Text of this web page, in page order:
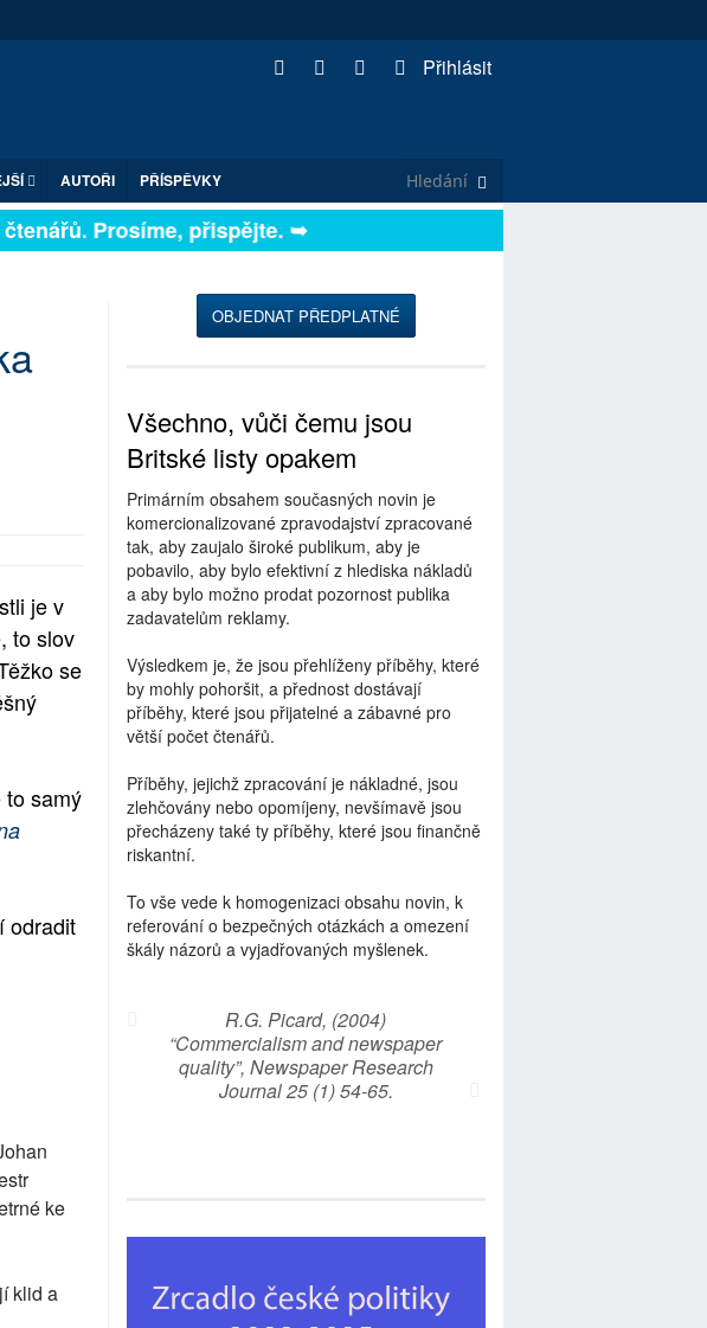
Přihlásit
AUTOŘI PŘÍSPĚVKY
Prosíme, přispějte. ➥
je v
to slov
se
to samý
odradit
ke
klid a
OBJEDNAT PŘEDPLATNÉ
Všechno, vůči čemu jsou
Britské listy opakem
Primárním obsahem současných novin je
komercionalizované zpravodajství zpracované
tak, aby zaujalo široké publikum, aby je
pobavilo, aby bylo efektivní z hlediska nákladů
a aby bylo možno prodat pozornost publika
zadavatelům reklamy.
Výsledkem je, že jsou přehlíženy příběhy, které
by mohly pohoršit, a přednost dostávají
příběhy, které jsou přijatelné a zábavné pro
větší počet čtenářů.
Příběhy, jejichž zpracování je nákladné, jsou
zlehčovány nebo opomíjeny, nevšímavě jsou
přecházeny také ty příběhy, které jsou finančně
riskantní.
To vše vede k homogenizaci obsahu novin, k
referování o bezpečných otázkách a omezení
škály názorů a vyjadřovaných myšlenek.
R.G. Picard, (2004)
“Commercialism and newspaper
quality”, Newspaper Research
Journal 25 (1) 54-65.